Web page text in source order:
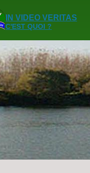
IN VIDEO VERITAS
C'EST QUOI ?